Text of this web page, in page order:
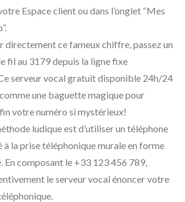
Espace client ou dans l’onglet “Mes
directement ce fameux chiffre, passez un
fil au 3179 depuis la ligne fixe
serveur vocal gratuit disponible 24h/24
une baguette magique pour
votre numéro si mystérieux!
ludique est d’utiliser un téléphone
à la prise téléphonique murale en forme
En composant le +33 123 456 789,
le serveur vocal énoncer votre